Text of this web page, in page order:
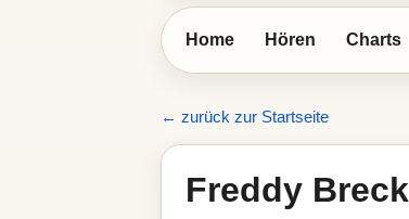
Home Hören Charts
← zurück zur Startseite
Freddy Breck